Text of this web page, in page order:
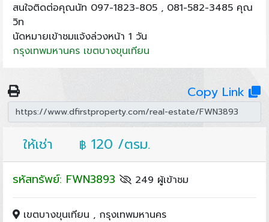
สนใจติดต่อคุณนัท 097-1823-805 , 081-582-3485 คุณ
วิท
นัดหมายเข้าชมแจ้งล่วงหน้า 1 วัน
กรุงเทพมหานคร เขตบางขุนเทียน
Copy Link
ให้เช่า ฿ 120 /ตรม.
รหัสทรัพย์: FWN3893 249 ผู้เข้าชม
เขตบางขุนเทียน , กรุงเทพมหานคร